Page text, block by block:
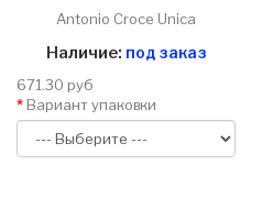
Antonio Croce Unica
Наличие: под заказ
671.30 руб
Вариант упаковки